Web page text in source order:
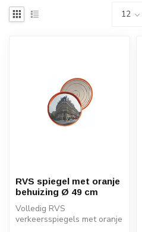
RVS spiegel met oranje
behuizing Ø 49 cm
Volledig RVS
verkeersspiegels met oranje